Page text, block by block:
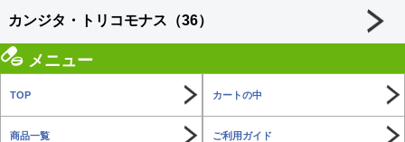
カンジタ・トリコモナス（36）
メニュー
TOP カートの中
商品一覧 ご利用ガイド